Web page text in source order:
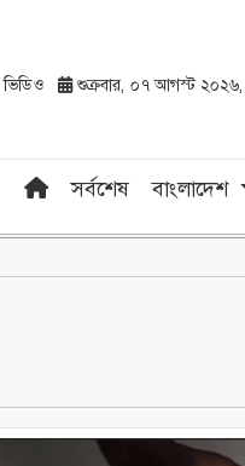
ভিডিও শুক্রবার, ০৭ আগস্ট ২০২৬,
সর্বশেষ বাংলাদেশ